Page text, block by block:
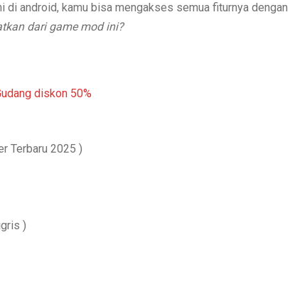
android, kamu bisa mengakses semua fiturnya dengan
dari game mod ini?
Terbaru 2025 )
)